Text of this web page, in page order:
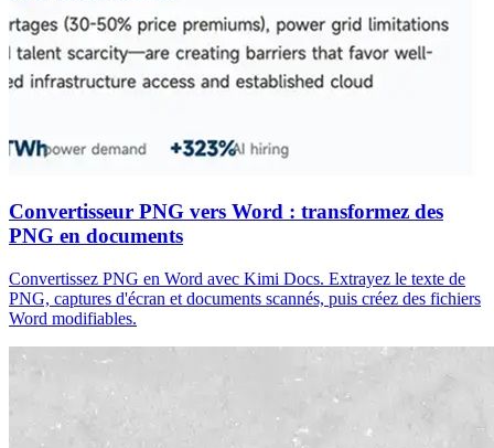
Convertisseur PNG vers Word : transformez des
PNG en documents
Convertissez PNG en Word avec Kimi Docs. Extrayez le texte de
PNG, captures d'écran et documents scannés, puis créez des fichiers
Word modifiables.